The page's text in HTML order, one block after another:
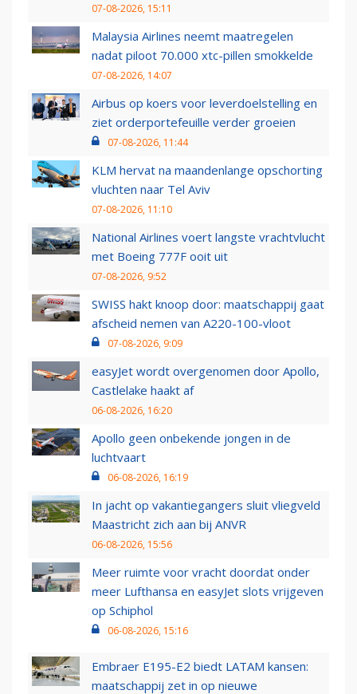
07-08-2026, 15:11
Malaysia Airlines neemt maatregelen
nadat piloot 70.000 xtc-pillen smokkelde
07-08-2026, 14:07
Airbus op koers voor leverdoelstelling en
ziet orderportefeuille verder groeien
07-08-2026, 11:44
KLM hervat na maandenlange opschorting
vluchten naar Tel Aviv
07-08-2026, 11:10
National Airlines voert langste vrachtvlucht
met Boeing 777F ooit uit
07-08-2026, 9:52
SWISS hakt knoop door: maatschappij gaat
afscheid nemen van A220-100-vloot
07-08-2026, 9:09
easyJet wordt overgenomen door Apollo,
Castlelake haakt af
06-08-2026, 16:20
Apollo geen onbekende jongen in de
luchtvaart
06-08-2026, 16:19
In jacht op vakantiegangers sluit vliegveld
Maastricht zich aan bij ANVR
06-08-2026, 15:56
Meer ruimte voor vracht doordat onder
meer Lufthansa en easyJet slots vrijgeven
op Schiphol
06-08-2026, 15:16
Embraer E195-E2 biedt LATAM kansen:
maatschappij zet in op nieuwe